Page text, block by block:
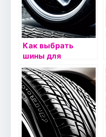
Как выбрать
шины для
автомобиля с
АКПП:
рекомендации